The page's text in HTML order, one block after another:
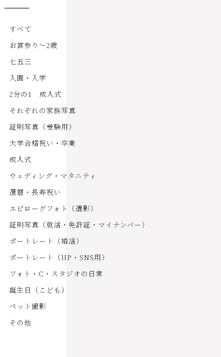
すべて
お宮参り～2歳
七五三
入園・入学
2分の1 成人式
それぞれの家族写真
証明写真（受験用）
大学合格祝い・卒業
成人式
ウェディング・マタニティ
還暦・長寿祝い
エピローグフォト（遺影）
証明写真（就活・免許証・マイナンバー）
ポートレート（婚活）
ポートレート（HP・SNS用）
フォト・C・スタジオの日常
誕生日（こども）
ペット撮影
その他